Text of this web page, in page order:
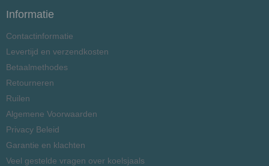
Informatie
Contactinformatie
Levertijd en verzendkosten
Betaalmethodes
Retourneren
Ruilen
Algemene Voorwaarden
Privacy Beleid
Garantie en klachten
Veel gestelde vragen over koelsjaals